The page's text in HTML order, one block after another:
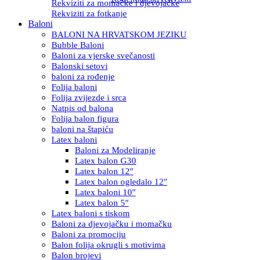
Rekviziti za momačke i djevojačke
Rekviziti za fotkanje
Baloni
BALONI NA HRVATSKOM JEZIKU
Bubble Baloni
Baloni za vjerske svečanosti
Balonski setovi
baloni za rođenje
Folija baloni
Folija zvijezde i srca
Natpis od balona
Folija balon figura
baloni na štapiću
Latex baloni
Baloni za Modeliranje
Latex balon G30
Latex balon 12″
Latex balon ogledalo 12″
Latex baloni 10″
Latex balon 5″
Latex baloni s tiskom
Baloni za djevojačku i momačku
Baloni za promociju
Balon folija okrugli s motivima
Balon brojevi